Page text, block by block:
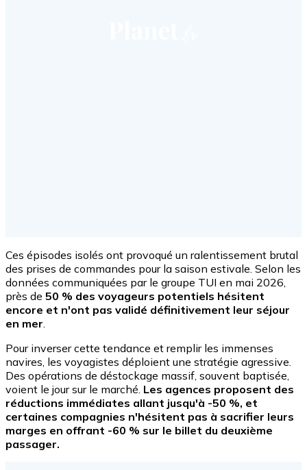
Ces épisodes isolés ont provoqué un ralentissement brutal
des prises de commandes pour la saison estivale. Selon les
données communiquées par le groupe TUI en mai 2026,
près de 50 % des voyageurs potentiels hésitent
encore et n'ont pas validé définitivement leur séjour
en mer
Pour inverser cette tendance et remplir les immenses
navires, les voyagistes déploient une stratégie agressive.
Des opérations de déstockage massif, souvent baptisée,
voient le jour sur le marché. Les agences proposent des
réductions immédiates allant jusqu'à -50 %, et
certaines compagnies n'hésitent pas à sacrifier leurs
marges en offrant -60 % sur le billet du deuxième
passager.